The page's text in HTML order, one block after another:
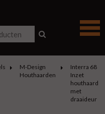
M-Design
Houthaarden
Interra 68
Inzet
houthaard
met
draaideur